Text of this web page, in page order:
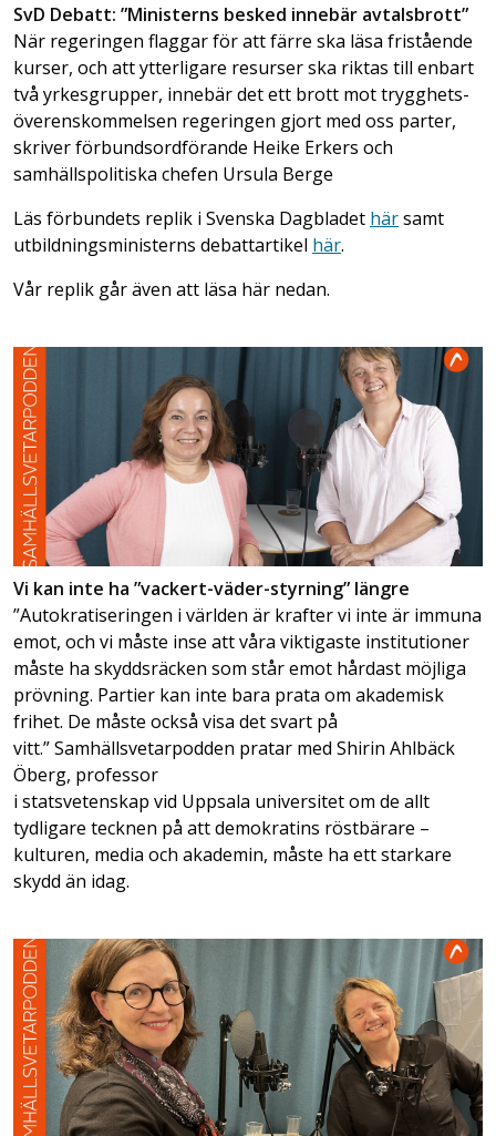
SvD Debatt: ”Ministerns besked innebär avtalsbrott”
När regeringen flaggar för att färre ska läsa fristående
kurser, och att ytterligare resurser ska riktas till enbart
två yrkesgrupper, innebär det ett brott mot trygghets­
överens­kommelsen regeringen gjort med oss parter,
skriver förbundsordförande Heike Erkers och
samhällspolitiska chefen Ursula Berge
Läs förbundets replik i Svenska Dagbladet härsamt
utbildningsministerns debattartikel här.
Vår replik går även att läsa här nedan.
Vi kan inte ha ”vackert-väder-styrning” längre
”Autokratiseringen i världen är krafter vi inte är immuna
emot, och vi måste inse att våra viktigaste institutioner
måste ha skyddsräcken som står emot hårdast möjliga
prövning. Partier kan inte bara prata om akademisk
frihet. De måste också visa det svart på
vitt.” Samhällsvetarpodden pratar med Shirin Ahlbäck
Öberg, professor
i statsvetenskap vid Uppsala universitet om de allt
tydligare tecknen på att demokratins röstbärare –
kulturen, media och akademin, måste ha ett starkare
skydd än idag.